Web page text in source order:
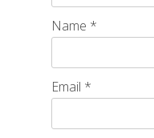
Name *
Email *